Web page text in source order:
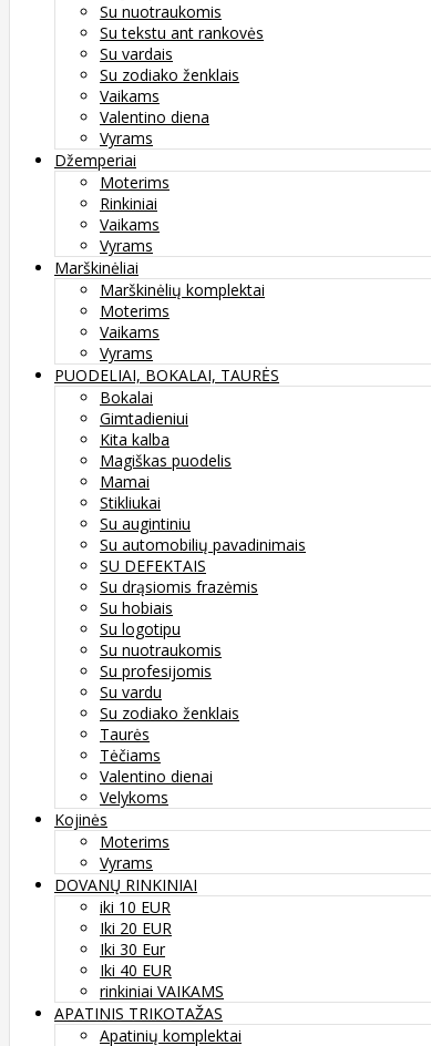
Su nuotraukomis
Su tekstu ant rankovės
Su vardais
Su zodiako ženklais
Vaikams
Valentino diena
Vyrams
Džemperiai
Moterims
Rinkiniai
Vaikams
Vyrams
Marškinėliai
Marškinėlių komplektai
Moterims
Vaikams
Vyrams
PUODELIAI, BOKALAI, TAURĖS
Bokalai
Gimtadieniui
Kita kalba
Magiškas puodelis
Mamai
Stikliukai
Su augintiniu
Su automobilių pavadinimais
SU DEFEKTAIS
Su drąsiomis frazėmis
Su hobiais
Su logotipu
Su nuotraukomis
Su profesijomis
Su vardu
Su zodiako ženklais
Taurės
Tėčiams
Valentino dienai
Velykoms
Kojinės
Moterims
Vyrams
DOVANŲ RINKINIAI
iki 10 EUR
Iki 20 EUR
Iki 30 Eur
Iki 40 EUR
rinkiniai VAIKAMS
APATINIS TRIKOTAŽAS
Apatinių komplektai